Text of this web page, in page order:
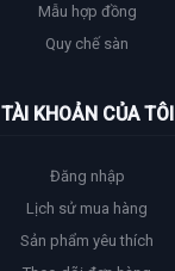
Mẫu hợp đồng
Quy chế sàn
TÀI KHOẢN CỦA TÔI
Đăng nhập
Lịch sử mua hàng
Sản phẩm yêu thích